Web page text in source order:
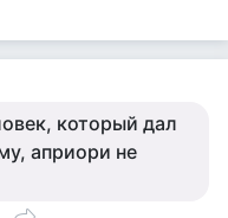
который дал
априори не